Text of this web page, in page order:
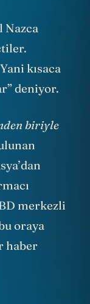
Nazca
kısaca
deniyor.
biriyle
merkezli
oraya
haber